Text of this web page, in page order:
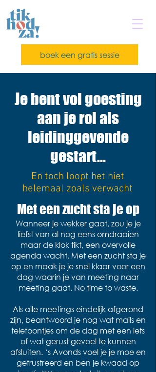
boek een gratis sessie
Je bent vol goesting
aan je rol als
leidinggevende
gestart...
En toch loopt het niet
helemaal zoals verwacht
Met een zucht sta je op
Wanneer je wekker gaat, zou je je
liefst van al nog eens omdraaien
maar de klok tikt, een overvolle
agenda wacht. Met een zucht sta je
op en maak je je snel klaar voor een
dag waarin je van meeting naar
meeting gaat. No time to waste.
Als alle meetings eindelijk afgerond
zijn, beantwoord je nog wat mails en
telefoontjes om de dag met een iets
of wat gerust gevoel te kunnen
afsluiten. ‘s Avonds voel je je moe en
gefrustreerd en ben je kwaad op